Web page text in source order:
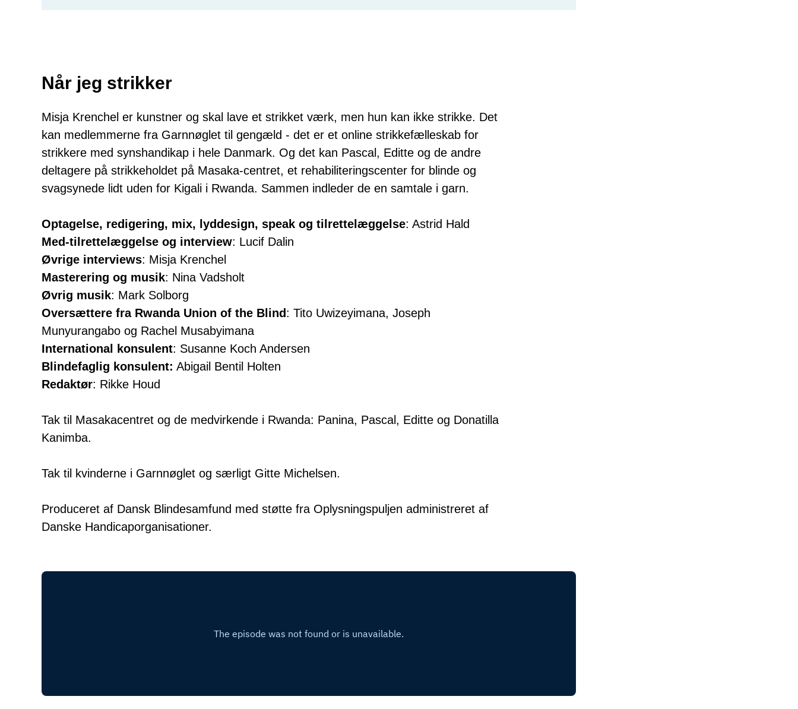
Når jeg strikker
Misja Krenchel er kunstner og skal lave et strikket værk, men hun kan ikke strikke. Det
kan medlemmerne fra Garnnøglet til gengæld - det er et online strikkefælleskab for
strikkere med synshandikap i hele Danmark. Og det kan Pascal, Editte og de andre
deltagere på strikkeholdet på Masaka-centret, et rehabiliteringscenter for blinde og
svagsynede lidt uden for Kigali i Rwanda. Sammen indleder de en samtale i garn.
Optagelse, redigering, mix, lyddesign, speak og tilrettelæggelse: Astrid Hald
Med-tilrettelæggelse og interview: Lucif Dalin
Øvrige interviews: Misja Krenchel
Masterering og musik: Nina Vadsholt
Øvrig musik: Mark Solborg
Oversættere fra Rwanda Union of the Blind: Tito Uwizeyimana, Joseph
Munyurangabo og Rachel Musabyimana
International konsulent: Susanne Koch Andersen
Blindefaglig konsulent: Abigail Bentil Holten
Redaktør: Rikke Houd
Tak til Masakacentret og de medvirkende i Rwanda: Panina, Pascal, Editte og Donatilla
Kanimba.
Tak til kvinderne i Garnnøglet og særligt Gitte Michelsen.
Produceret af Dansk Blindesamfund med støtte fra Oplysningspuljen administreret af
Danske Handicaporganisationer.